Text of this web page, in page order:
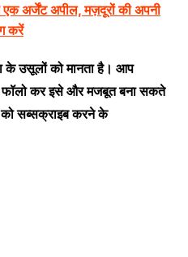
एक अर्जेंट अपील, मज़दूरों की अपनी
करें
के उसूलों को मानता है। आप
फॉलो कर इसे और मजबूत बना सकते
को सब्सक्राइब करने के